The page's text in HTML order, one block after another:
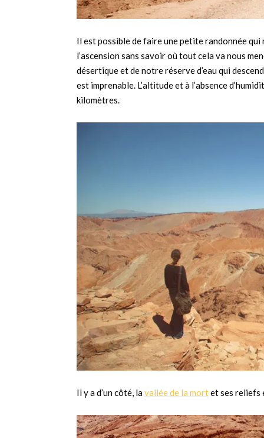
Il est possible de faire une petite randonnée qui
l’ascension sans savoir où tout cela va nous
désertique et de notre réserve d’eau qui
est imprenable. L’altitude et à l’absence
kilomètres.
Il y a d’un côté, lavallée de la mortet ses reliefs